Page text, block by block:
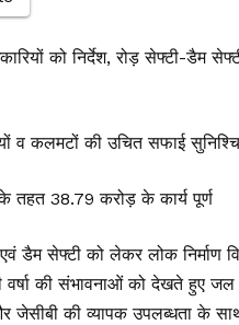
को निर्देश, रोड़ सेफ्टी-डैम
व कलमटों की उचित सफाई
के तहत 38.79 करोड़ के कार्य पूर्ण
डैम सेफ्टी को लेकर लोक निर्माण
वर्षा की संभावनाओं को देखते हुए
जेसीबी की व्यापक उपलब्धता के